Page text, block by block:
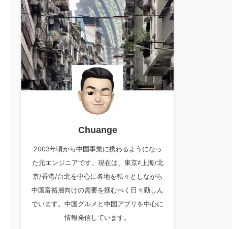
Chuange
2003年頃から中国事業に携わるようになっ
た元エンジニアです。現在は、東京⇄上海/北
京/香港/台北を中心に各地を転々としながら
中国富裕層向けの需要を掴むべく日々勤しん
でいます。中国グルメと中国アプリを中心に
情報発信しています。